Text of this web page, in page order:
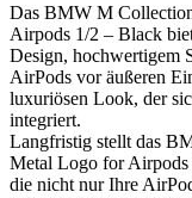
Das BMW M
Airpods 1/2 – Black
Design, hochwertigem
AirPods vor äußeren
luxuriösen Look, der
integriert.
Langfristig stellt das
Metal Logo for Airpods
die nicht nur Ihre